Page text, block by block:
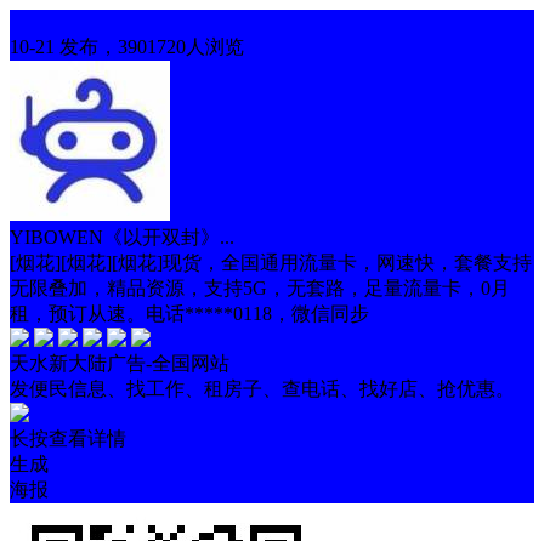
10-21 发布，3901720人浏览
YIBOWEN《以开双封》...
[烟花][烟花][烟花]现货，全国通用流量卡，网速快，套餐支持
无限叠加，精品资源，支持5G，无套路，足量流量卡，0月
租，预订从速。电话*****0118，微信同步
天水新大陆广告-全国网站
发便民信息、找工作、租房子、查电话、找好店、抢优惠。
长按查看详情
生成
海报